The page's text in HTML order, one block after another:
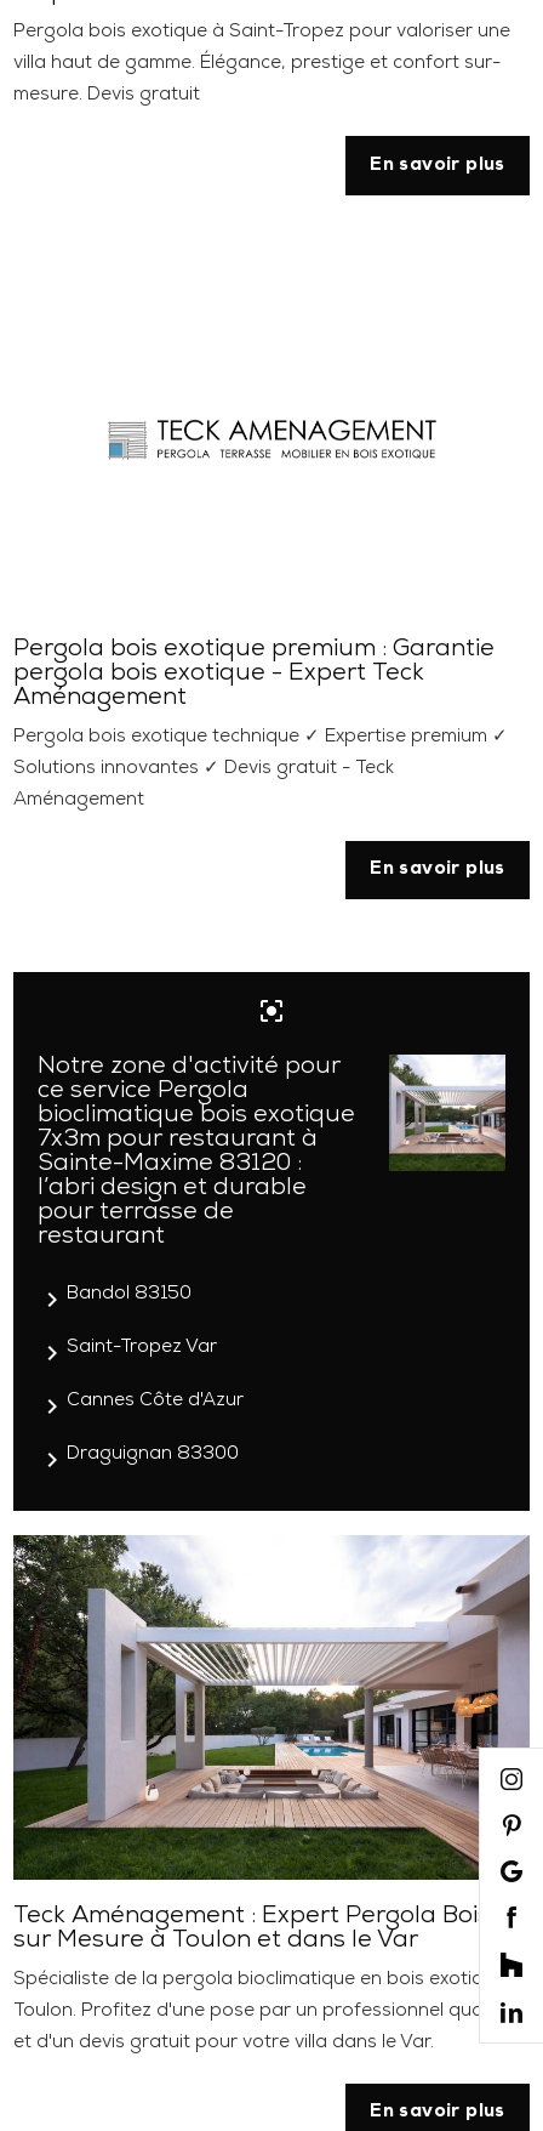
Pergola bois exotique à Saint-Tropez pour valoriser une
villa haut de gamme. Élégance, prestige et confort sur-
mesure. Devis gratuit
En savoir plus
Pergola bois exotique premium : Garantie
pergola bois exotique - Expert Teck
Aménagement
Pergola bois exotique technique ✓ Expertise premium ✓
Solutions innovantes ✓ Devis gratuit - Teck
Aménagement
En savoir plus
center_focus_strong
Notre zone d'activité pour
ce service Pergola
bioclimatique bois exotique
7x3m pour restaurant à
Sainte-Maxime 83120 :
l’abri design et durable
pour terrasse de
restaurant
navigate_next Bandol 83150
navigate_nextSaint-Tropez Var
navigate_next Cannes Côte d'Azur
navigate_next Draguignan 83300
Teck Aménagement : Expert Pergola Bois
sur Mesure à Toulon et dans le Var
Spécialiste de la pergola bioclimatique en bois exotique à
Toulon. Profitez d'une pose par un professionnel qualifié
et d'un devis gratuit pour votre villa dans le Var.
En savoir plus